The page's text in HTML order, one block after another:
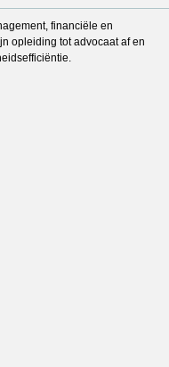
financiële en
opleiding tot advocaat af en